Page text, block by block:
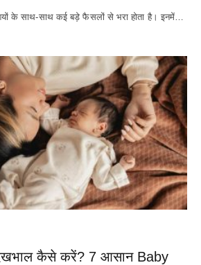
के साथ-साथ कई बड़े फैसलों से भरा होता है। इनमें…
कैसे करें? 7 आसान Baby